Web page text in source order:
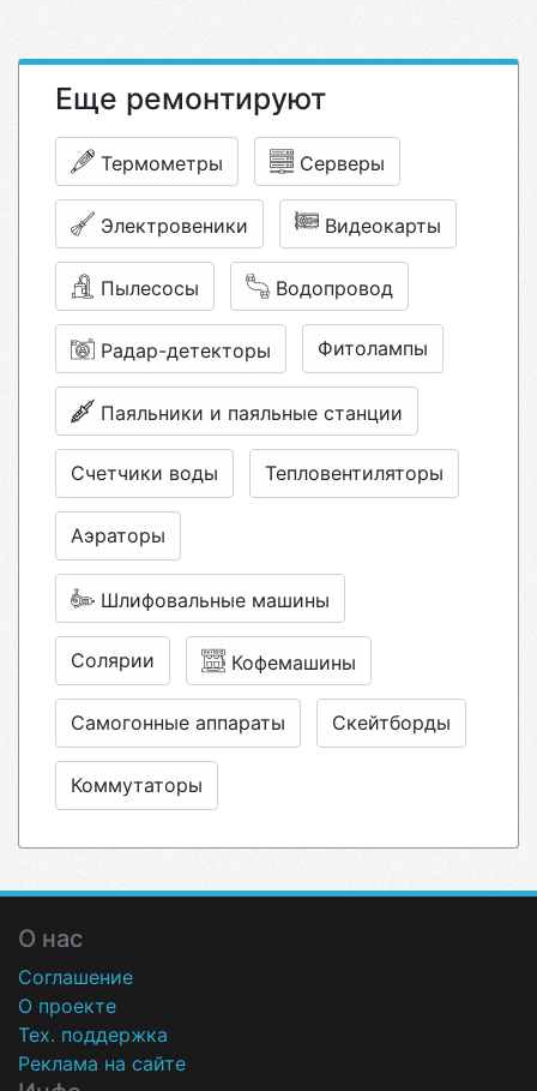
Еще ремонтируют
Термометры Серверы
Электровеники Видеокарты
Пылесосы Водопровод
Радар-детекторы Фитолампы
Паяльники и паяльные станции
Счетчики воды Тепловентиляторы
Аэраторы
Шлифовальные машины
Солярии Кофемашины
Самогонные аппараты Скейтборды
Коммутаторы
О нас
Соглашение
О проекте
Тех. поддержка
Реклама на сайте